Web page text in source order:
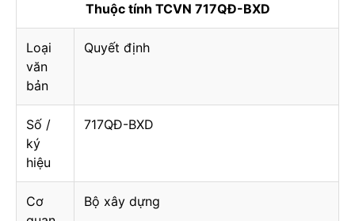
Thuộc tính TCVN 717QĐ-BXD
Loại
văn
bản
Quyết định
Số /
ký
hiệu
717QĐ-BXD
Cơ
Bộ xây dựng